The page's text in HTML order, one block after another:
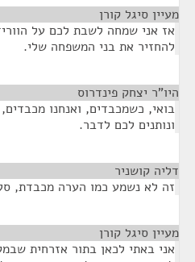
מעיין סיגל קורן
אז אני שמחה לשבת לכם על
להחזיר את בני המשפחה שלי.
היו"ר יצחק פינדרוס
בואי, כשמכבדים, ואנחנו
ונותנים לכם לדבר.
דליה קושניר
זה לא נשמע כמו הערה מכבדת,
מעיין סיגל קורן
אני באתי לכאן בתור אזרחית